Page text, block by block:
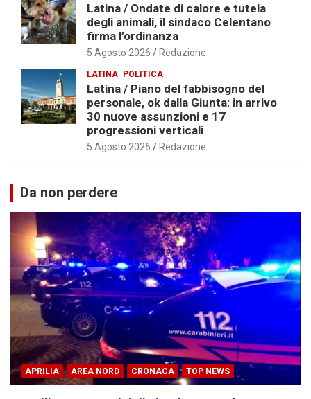
Latina / Ondate di calore e tutela
degli animali, il sindaco Celentano
firma l’ordinanza
5 Agosto 2026 Redazione
LATINA POLITICA
Latina / Piano del fabbisogno del
personale, ok dalla Giunta: in arrivo
30 nuove assunzioni e 17
progressioni verticali
5 Agosto 2026 Redazione
Da non perdere
APRILIA AREA NORD CRONACA TOP NEWS